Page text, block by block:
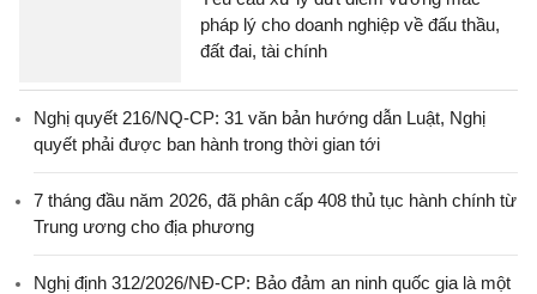
pháp lý cho doanh nghiệp về đấu thầu,
đất đai, tài chính
Nghị quyết 216/NQ-CP: 31 văn bản hướng dẫn Luật, Nghị
quyết phải được ban hành trong thời gian tới
7 tháng đầu năm 2026, đã phân cấp 408 thủ tục hành chính từ
Trung ương cho địa phương
Nghị định 312/2026/NĐ-CP: Bảo đảm an ninh quốc gia là một